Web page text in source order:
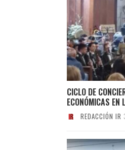
CICLO DE
ECONÓMICAS EN
REDACCIÓN IR